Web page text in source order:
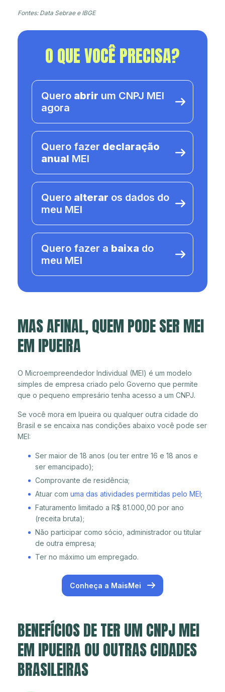
Fontes: Data Sebrae e IBGE
O QUE VOCÊ PRECISA?
Quero abrir um CNPJ MEI
agora
Quero fazer declaração
anual MEI
Quero alterar os dados do
meu MEI
Quero fazer a baixa do
meu MEI
MAS AFINAL, QUEM PODE SER MEI
EM IPUEIRA
O Microempreendedor Individual (MEI) é um modelo
simples de empresa criado pelo Governo que permite
que o pequeno empresário tenha acesso a um CNPJ.
Se você mora em Ipueira ou qualquer outra cidade do
Brasil e se encaixa nas condições abaixo você pode ser
MEI:
Ser maior de 18 anos (ou ter entre 16 e 18 anos e
ser emancipado);
Comprovante de residência;
Atuar com uma das atividades permitidas pelo MEI;
Faturamento limitado a R$ 81.000,00 por ano
(receita bruta);
Não participar como sócio, administrador ou titular
de outra empresa;
Ter no máximo um empregado.
Conheça a MaisMei
BENEFÍCIOS DE TER UM CNPJ MEI
EM IPUEIRA OU OUTRAS CIDADES
BRASILEIRAS